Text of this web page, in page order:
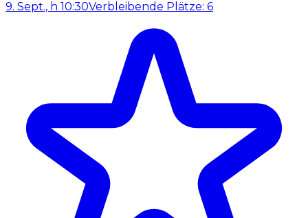
9. Sept., h 10:30Verbleibende Plätze: 6